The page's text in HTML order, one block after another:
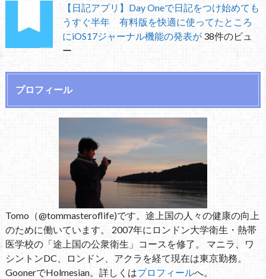
【日記アプリ】Day Oneで日記をつけ始めても
うすぐ半年 有料版を快適に使ってたところ
にiOS17ジャーナル機能の発表が 38件のビュ
ー
プロフィール
Tomo（@tommasteroflife)です。途上国の人々の健康の向上
のために働いています。 2007年にロンドン大学衛生・熱帯
医学校の「途上国の公衆衛生」コースを修了。 マニラ、ワ
シントンDC、ロンドン、アクラを経て現在は東京勤務。
GoonerでHolmesian。詳しくはプロフィールへ。